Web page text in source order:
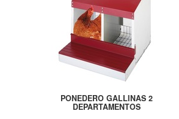
PONEDERO GALLINAS 2
DEPARTAMENTOS